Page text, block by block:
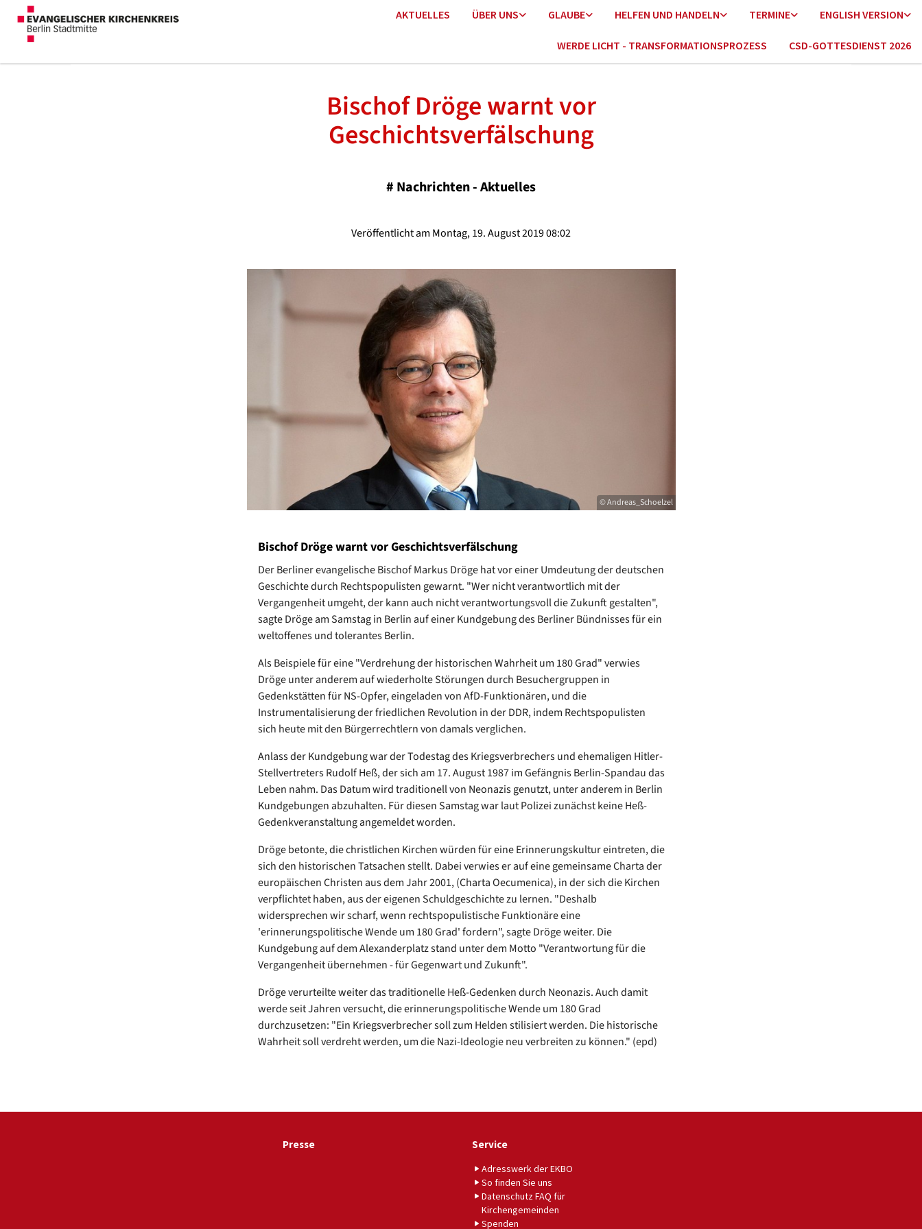
AKTUELLES ÜBER UNS GLAUBE HELFEN UND HANDELN TERMINE ENGLISH VERSION
WERDE LICHT - TRANSFORMATIONSPROZESS CSD-GOTTESDIENST 2026
Bischof Dröge warnt vor
Geschichtsverfälschung
# Nachrichten - Aktuelles
Veröffentlicht am Montag, 19. August 2019 08:02
© Andreas_Schoelzel
Bischof Dröge warnt vor Geschichtsverfälschung
Der Berliner evangelische Bischof Markus Dröge hat vor einer Umdeutung der deutschen
Geschichte durch Rechtspopulisten gewarnt. "Wer nicht verantwortlich mit der
Vergangenheit umgeht, der kann auch nicht verantwortungsvoll die Zukunft gestalten",
sagte Dröge am Samstag in Berlin auf einer Kundgebung des Berliner Bündnisses für ein
weltoffenes und tolerantes Berlin.
Als Beispiele für eine "Verdrehung der historischen Wahrheit um 180 Grad" verwies
Dröge unter anderem auf wiederholte Störungen durch Besuchergruppen in
Gedenkstätten für NS-Opfer, eingeladen von AfD-Funktionären, und die
Instrumentalisierung der friedlichen Revolution in der DDR, indem Rechtspopulisten
sich heute mit den Bürgerrechtlern von damals verglichen.
Anlass der Kundgebung war der Todestag des Kriegsverbrechers und ehemaligen Hitler-
Stellvertreters Rudolf Heß, der sich am 17. August 1987 im Gefängnis Berlin-Spandau das
Leben nahm. Das Datum wird traditionell von Neonazis genutzt, unter anderem in Berlin
Kundgebungen abzuhalten. Für diesen Samstag war laut Polizei zunächst keine Heß-
Gedenkveranstaltung angemeldet worden.
Dröge betonte, die christlichen Kirchen würden für eine Erinnerungskultur eintreten, die
sich den historischen Tatsachen stellt. Dabei verwies er auf eine gemeinsame Charta der
europäischen Christen aus dem Jahr 2001, (Charta Oecumenica), in der sich die Kirchen
verpflichtet haben, aus der eigenen Schuldgeschichte zu lernen. "Deshalb
widersprechen wir scharf, wenn rechtspopulistische Funktionäre eine
'erinnerungspolitische Wende um 180 Grad' fordern", sagte Dröge weiter. Die
Kundgebung auf dem Alexanderplatz stand unter dem Motto "Verantwortung für die
Vergangenheit übernehmen - für Gegenwart und Zukunft".
Dröge verurteilte weiter das traditionelle Heß-Gedenken durch Neonazis. Auch damit
werde seit Jahren versucht, die erinnerungspolitische Wende um 180 Grad
durchzusetzen: "Ein Kriegsverbrecher soll zum Helden stilisiert werden. Die historische
Wahrheit soll verdreht werden, um die Nazi-Ideologie neu verbreiten zu können." (epd)
Presse Service
Adresswerk der EKBO
So finden Sie uns
Datenschutz FAQ für
Kirchengemeinden
Spenden